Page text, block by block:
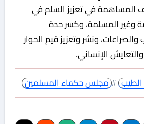
المساهمة في تعزيز السلم في
وغير المسلمة، وكسر حدة
والصراعات، ونشر وتعزيز قيم الحوار
الإنساني.
الطيب # مجلس حكماء المسلمين